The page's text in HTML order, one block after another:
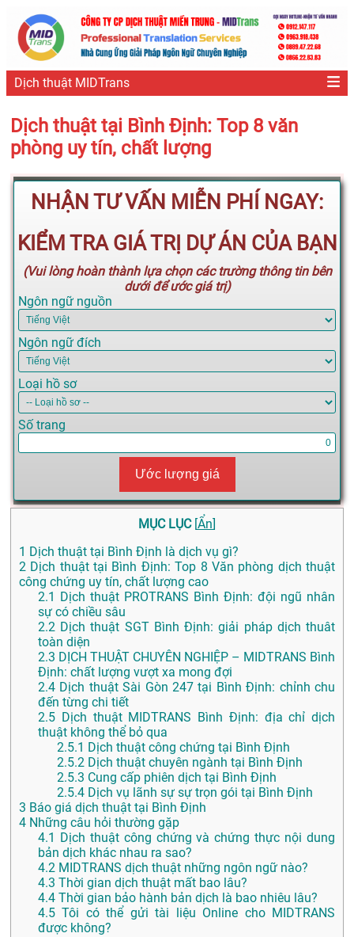
Dịch thuật MIDTrans
Dịch thuật tại Bình Định: Top 8 văn
phòng uy tín, chất lượng
NHẬN TƯ VẤN MIỄN PHÍ NGAY:
KIỂM TRA GIÁ TRỊ DỰ ÁN CỦA BẠN
(Vui lòng hoàn thành lựa chọn các trường thông tin bên
dưới để ước giá trị)
Ngôn ngữ nguồn
Ngôn ngữ đích
Loại hồ sơ
Số trang
Ước lượng giá
MỤC LỤC [Ẩn]
1 Dịch thuật tại Bình Định là dịch vụ gì?
2 Dịch thuật tại Bình Định: Top 8 Văn phòng dịch thuật
công chứng uy tín, chất lượng cao
2.1
Dịch thuật PROTRANS Bình Định: đội ngũ nhân
sự có chiều sâu
2.2 Dịch thuật SGT Bình Định: giải pháp dịch thuât
toàn diện
2.3 DỊCH THUẬT CHUYÊN NGHIỆP – MIDTRANS Bình
Định: chất lượng vượt xa mong đợi
2.4 Dịch thuật Sài Gòn 247 tại Bình Định: chỉnh chu
đến từng chi tiết
2.5 Dịch thuật MIDTRANS Bình Định: địa chỉ dịch
thuật không thể bỏ qua
2.5.1 Dịch thuật công chứng tại Bình Định
2.5.2 Dịch thuật chuyên ngành tại Bình Định
2.5.3 Cung cấp phiên dịch tại Bình Định
2.5.4 Dịch vụ lãnh sự sự trọn gói tại Bình Định
3 Báo giá dịch thuật tại Bình Định
4 Những câu hỏi thường gặp
4.1
Dịch thuật công chứng và chứng thực nội dung
bản dịch khác nhau ra sao?
4.2 MIDTRANS dịch thuật những ngôn ngữ nào?
4.3 Thời gian dịch thuật mất bao lâu?
4.4 Thời gian bảo hành bản dịch là bao nhiêu lâu?
4.5 Tôi có thể gửi tài liệu Online cho MIDTRANS
được không?